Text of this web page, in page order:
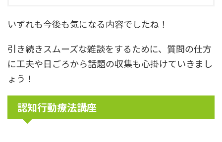
いずれも今後も気になる内容でしたね！
引き続きスムーズな雑談をするために、質問の仕方
に工夫や日ごろから話題の収集も心掛けていきまし
ょう！
認知行動療法講座